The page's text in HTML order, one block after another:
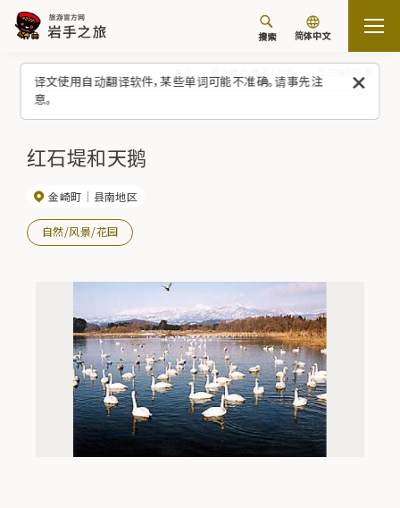
译文使用自动翻译软件，某些单词可能不准确。请事先注
意。
搜索 简体中文
红石堤和天鹅
金崎町 县南地区
自然/风景/花园